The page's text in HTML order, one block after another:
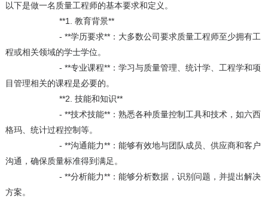
以下是做一名质量工程师的基本要求和定义。
**1. 教育背景**
- **学历要求**：大多数公司要求质量工程师至少拥有工
程或相关领域的学士学位。
- **专业课程**：学习与质量管理、统计学、工程学和项
目管理相关的课程是必要的。
**2. 技能和知识**
- **技术技能**：熟悉各种质量控制工具和技术，如六西
格玛、统计过程控制等。
- **沟通能力**：能够有效地与团队成员、供应商和客户
沟通，确保质量标准得到满足。
- **分析能力**：能够分析数据，识别问题，并提出解决
方案。